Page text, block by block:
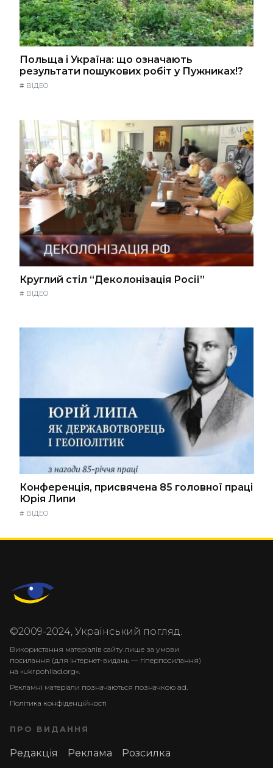
Польща і Україна: що означають
результати пошукових робіт у Пужниках!?
# ВІДЕО
Круглий стіл “Деколонізація Росії”
# ВІДЕО
Конференція, присвячена 85 головної праці
Юрія Липи
# ВІДЕО
©2009-2024, Український погляд.
Використання матеріалів сайту лише за умови
посилання (для інтернет-видань — гіперпосилання)
на «ukrpohliad.org».
Рекламні матеріали позначаються позначкою ad.
Політика конфіденційності
ПРО ВИДАННЯ
Редакція Реклама Розсилка